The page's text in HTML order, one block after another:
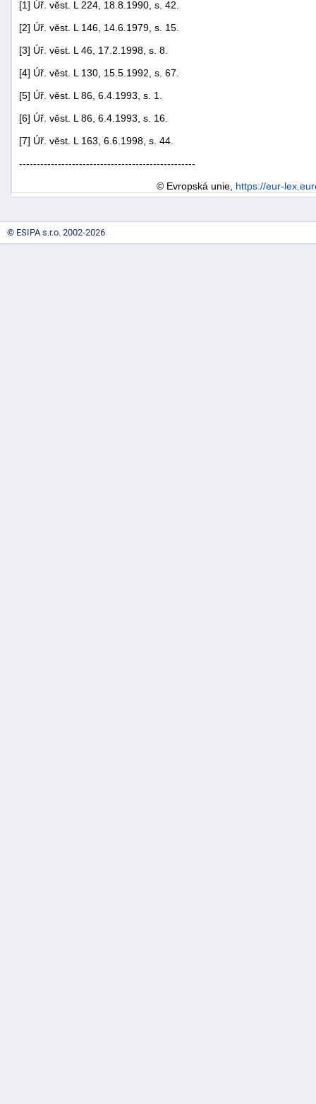
[1] Úř. věst. L 224, 18.8.1990, s. 42.
[2] Úř. věst. L 146, 14.6.1979, s. 15.
[3] Úř. věst. L 46, 17.2.1998, s. 8.
[4] Úř. věst. L 130, 15.5.1992, s. 67.
[5] Úř. věst. L 86, 6.4.1993, s. 1.
[6] Úř. věst. L 86, 6.4.1993, s. 16.
[7] Úř. věst. L 163, 6.6.1998, s. 44.
--------------------------------------------------
© Evropská unie, https://eur-
© ESIPA s.r.o. 2002-2026